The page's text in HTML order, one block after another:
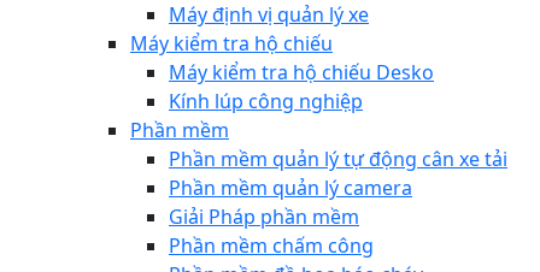
Máy định vị quản lý xe
Máy kiểm tra hộ chiếu
Máy kiểm tra hộ chiếu Desko
Kính lúp công nghiệp
Phần mềm
Phần mềm quản lý tự động cân xe tải
Phần mềm quản lý camera
Giải Pháp phần mềm
Phần mềm chấm công